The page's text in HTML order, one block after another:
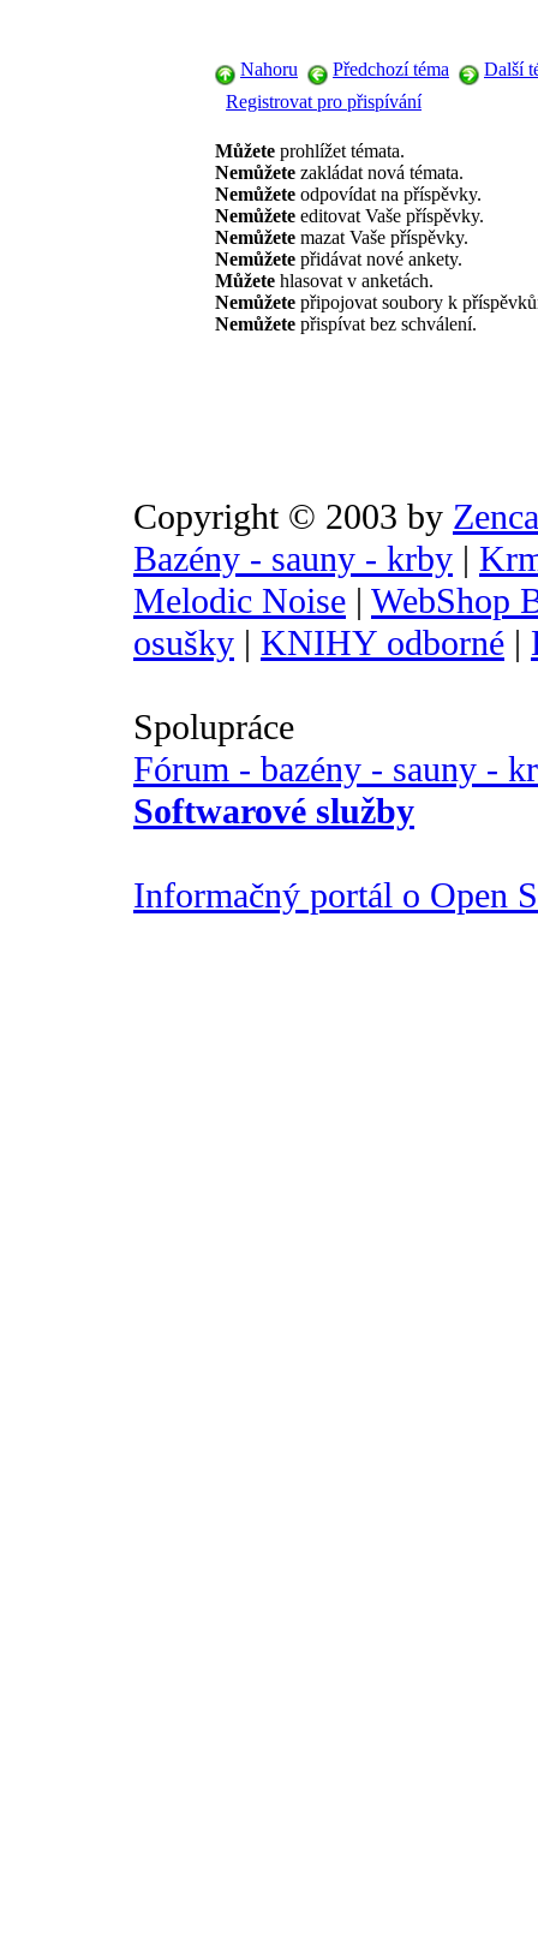
Nahoru Předchozí téma
Další
Registrovat pro přispívání
Můžete prohlížet témata.
Nemůžete zakládat nová témata.
Nemůžete odpovídat na příspěvky.
Nemůžete editovat Vaše příspěvky.
Nemůžete mazat Vaše příspěvky.
Nemůžete přidávat nové ankety.
Můžete hlasovat v anketách.
Nemůžete připojovat soubory k
Nemůžete přispívat bez schválení.
Copyright © 2003 by
Bazény - sauny - krby |
Melodic Noise | WebShop
osušky | KNIHY odborné |
Spolupráce
Fórum - bazény - sauny -
Softwarové služby
Informačný portál o Open